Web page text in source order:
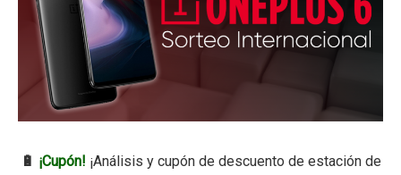
🔋 ¡Cupón! ¡Análisis y cupón de descuento de estación de